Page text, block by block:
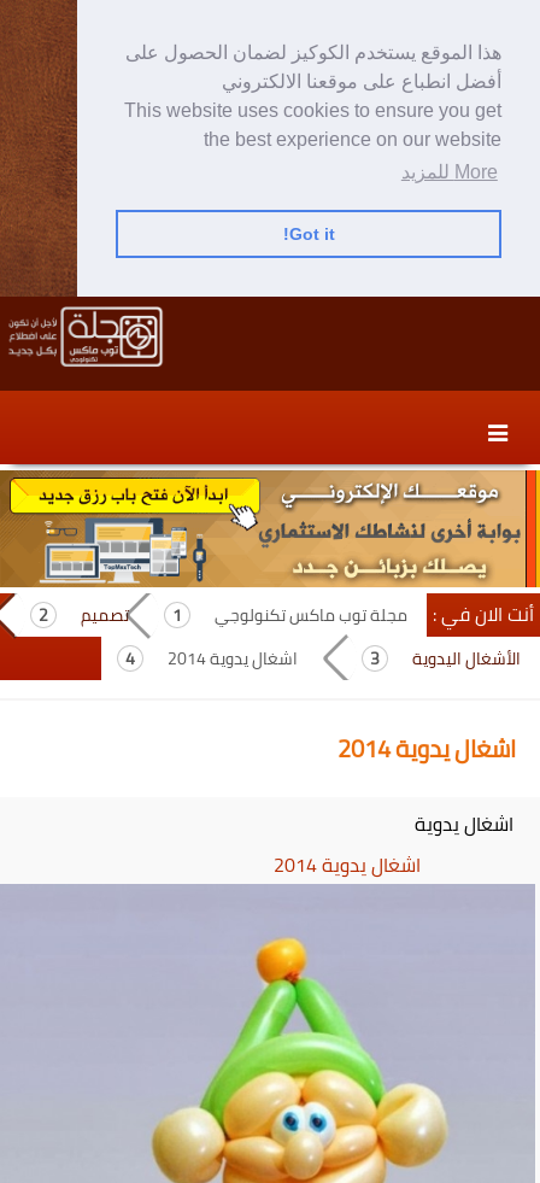
هذا الموقع يستخدم الكوكيز لضمان الحصول على
أفضل انطباع على موقعنا الالكتروني
This website uses cookies to ensure you get
the best experience on our website
More للمزيد
Got it!
content
secondary
content
أنت الان في : مجلة توب ماكس تكنولوجي
تصميم
الأشغال اليدوية
اشغال يدوية 2014
اشغال يدوية 2014
اشغال يدوية